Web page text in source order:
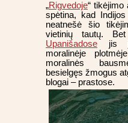
„Rigvedoje“ tikėjimo
spėtina, kad
neatnešė šio
vietinių tautų.
Upanišadose jis
moralinėje
moralinės
besielgęs žmogus
blogai – prastose.